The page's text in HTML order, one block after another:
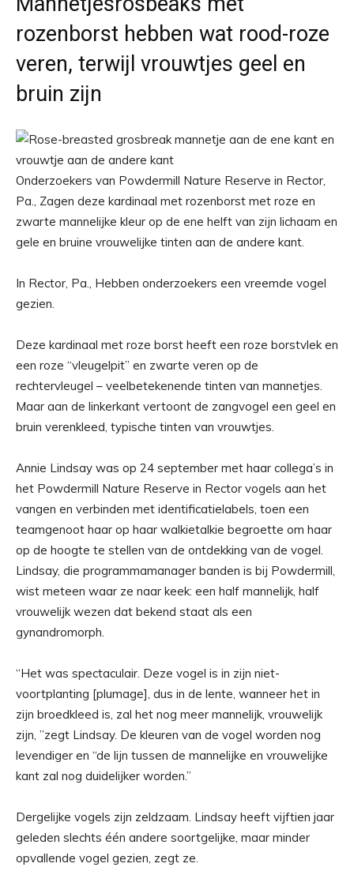
rozenborst hebben wat rood-roze
veren, terwijl vrouwtjes geel en
bruin zijn
Onderzoekers van Powdermill Nature Reserve in Rector,
Pa., Zagen deze kardinaal met rozenborst met roze en
zwarte mannelijke kleur op de ene helft van zijn lichaam en
gele en bruine vrouwelijke tinten aan de andere kant.
In Rector, Pa., Hebben onderzoekers een vreemde vogel
gezien.
Deze kardinaal met roze borst heeft een roze borstvlek en
een roze “vleugelpit” en zwarte veren op de
rechtervleugel – veelbetekenende tinten van mannetjes.
Maar aan de linkerkant vertoont de zangvogel een geel en
bruin verenkleed, typische tinten van vrouwtjes.
Annie Lindsay was op 24 september met haar collega’s in
het Powdermill Nature Reserve in Rector vogels aan het
vangen en verbinden met identificatielabels, toen een
teamgenoot haar op haar walkietalkie begroette om haar
op de hoogte te stellen van de ontdekking van de vogel.
Lindsay, die programmamanager banden is bij Powdermill,
wist meteen waar ze naar keek: een half mannelijk, half
vrouwelijk wezen dat bekend staat als een
gynandromorph.
“Het was spectaculair. Deze vogel is in zijn niet-
voortplanting [plumage], dus in de lente, wanneer het in
zijn broedkleed is, zal het nog meer mannelijk, vrouwelijk
zijn, ”zegt Lindsay. De kleuren van de vogel worden nog
levendiger en “de lijn tussen de mannelijke en vrouwelijke
kant zal nog duidelijker worden.”
Dergelijke vogels zijn zeldzaam. Lindsay heeft vijftien jaar
geleden slechts één andere soortgelijke, maar minder
opvallende vogel gezien, zegt ze.